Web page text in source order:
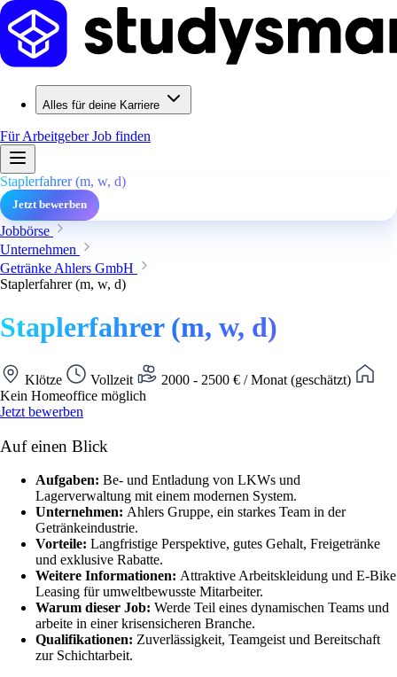
Alles für deine Karriere
Für ArbeitgeberJob finden
Staplerfahrer (m, w, d)
Jetzt bewerben
Jobbörse
Unternehmen
Getränke Ahlers GmbH
Staplerfahrer (m, w, d)
Staplerfahrer (m, w, d)
Klötze Vollzeit
2000 - 2500 € / Monat (geschätzt)
Kein Homeoffice möglich
Jetzt bewerben
Auf einen Blick
Aufgaben: Be- und Entladung von LKWs und
Lagerverwaltung mit einem modernen System.
Unternehmen: Ahlers Gruppe, ein starkes Team in der
Getränkeindustrie.
Vorteile: Langfristige Perspektive, gutes Gehalt, Freigetränke
und exklusive Rabatte.
Weitere Informationen: Attraktive Arbeitskleidung und E-Bike
Leasing für umweltbewusste Mitarbeiter.
Warum dieser Job: Werde Teil eines dynamischen Teams und
arbeite in einer krisensicheren Branche.
Qualifikationen: Zuverlässigkeit, Teamgeist und Bereitschaft
zur Schichtarbeit.